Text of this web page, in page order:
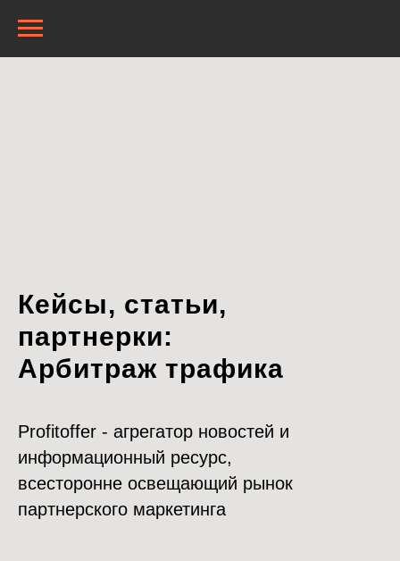
Кейсы, статьи,
партнерки:
Арбитраж трафика
Profitoffer - агрегатор новостей и
информационный ресурс,
всесторонне освещающий рынок
партнерского маркетинга